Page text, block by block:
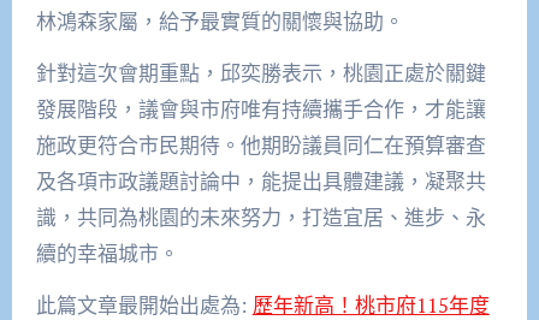
林鴻森家屬，給予最實質的關懷與協助。
針對這次會期重點，邱奕勝表示，桃園正處於關鍵
發展階段，議會與市府唯有持續攜手合作，才能讓
施政更符合市民期待。他期盼議員同仁在預算審查
及各項市政議題討論中，能提出具體建議，凝聚共
識，共同為桃園的未來努力，打造宜居、進步、永
續的幸福城市。
此篇文章最開始出處為: 歷年新高！桃市府115年度